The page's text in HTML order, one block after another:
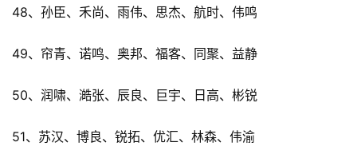
48、孙臣、禾尚、雨伟、思杰、航时、伟鸣
49、帘青、诺鸣、奥邦、福客、同聚、益静
50、润啸、澔张、辰良、巨宇、日高、彬锐
51、苏汉、博良、锐拓、优汇、林森、伟渝